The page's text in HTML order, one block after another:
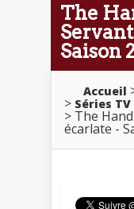
The
Saison
Accueil
Séries TV
The
écarlate -